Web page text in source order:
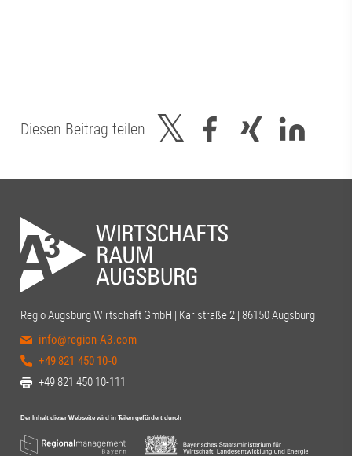
Diesen Beitrag teilen
Regio Augsburg Wirtschaft GmbH | Karlstraße 2 | 86150 Augsburg
info@region-A3.com
+49 821 450 10-0
+49 821 450 10-111